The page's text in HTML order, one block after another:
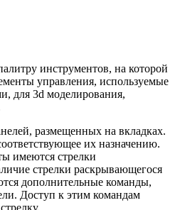
инструментов, на которой
управления, используемые
для 3d моделирования,
размещенных на вкладках.
их назначению.
имеются стрелки
стрелки раскрывающегося
дополнительные команды,
Доступ к этим командам